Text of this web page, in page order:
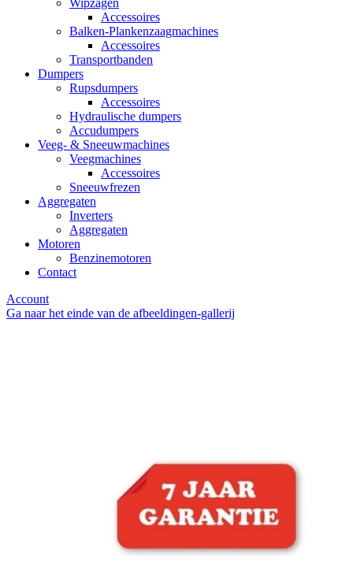
Accessoires
Balken-Plankenzaagmachines
Accessoires
Transportbanden
Dumpers
Rupsdumpers
Accessoires
Hydraulische dumpers
Accudumpers
Veeg- & Sneeuwmachines
Veegmachines
Accessoires
Sneeuwfrezen
Aggregaten
Inverters
Aggregaten
Motoren
Benzinemotoren
Contact
Account
Ga naar het einde van de afbeeldingen-gallerij